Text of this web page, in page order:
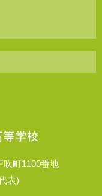
町1100番地
表)